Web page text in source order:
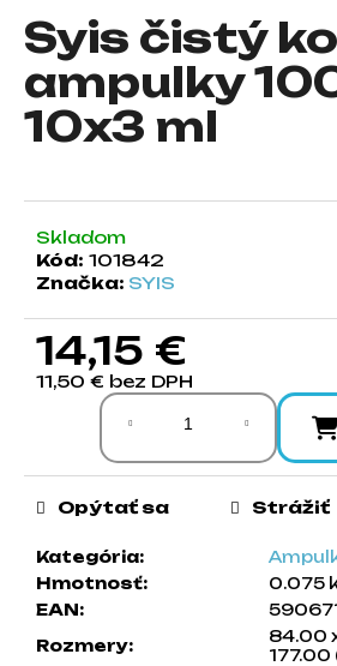
Syis čistý
ampulky
10x3 ml
Skladom
Kód: 101842
Značka: SYIS
14,15 €
11,50 € bez DPH
Jednotková cena:
Kategória:
Hmotnosť:
0.075
EAN:
Rozmery:
84.00
177.00
Opýtať sa Strážiť
á
j
s
ť
O
r
ú
a
m
e